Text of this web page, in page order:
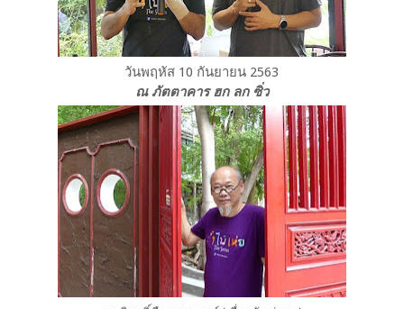
วันพฤหัส 10 กันยายน 2563
ณ ภัตตาคาร ฮก ลก ซิ่ว